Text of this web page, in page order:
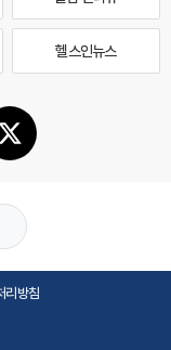
헬스인뉴스
리방침